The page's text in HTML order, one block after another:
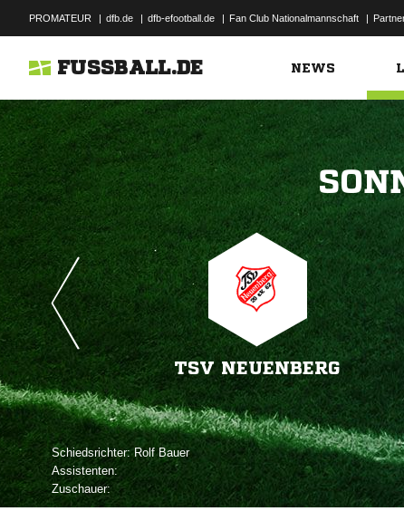
PROMATEUR | dfb.de | dfb-efootball.de | Fan Club Nationalmannschaft |
FUSSBALL.DE NEWS
TSV NEUENBERG
Schiedsrichter: 
Assistenten:
Zuschauer: